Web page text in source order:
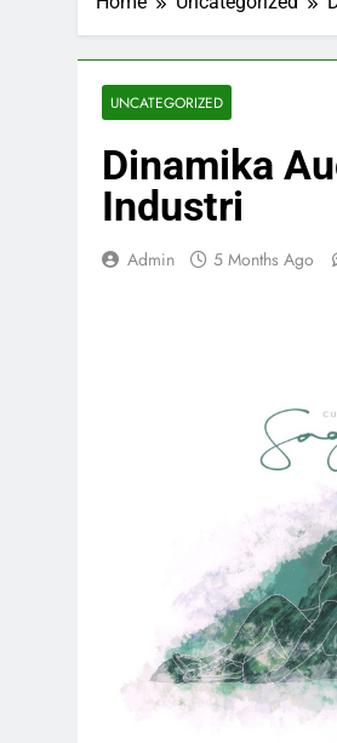
UNCATEGORIZED
Dinamika
Industri
Admin 5 Months Ago